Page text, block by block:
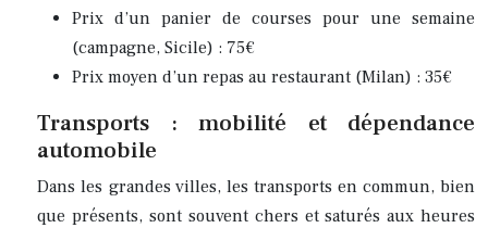
Prix d’un panier de courses pour une semaine
(campagne, Sicile) : 75€
Prix moyen d’un repas au restaurant (Milan) : 35€
Transports : mobilité et dépendance
automobile
Dans les grandes villes, les transports en commun, bien
que présents, sont souvent chers et saturés aux heures